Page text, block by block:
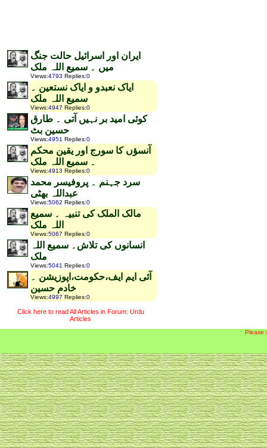
ایران اور اسرائیل حالت جنگ
میں ۔ سمیع اللہ ملک
Views:4793 Replies:0
ایاک نعبدو و ایاک نستعین ۔
سمیع اللہ ملک
Views:4947 Replies:0
کوئی امید بر نہیں آتی ۔ طارق
حسین بٹ
Views:4951 Replies:0
آنسؤں کا سورج اور یقین محکم
۔ سمیع اللہ ملک
Views:4913 Replies:0
سرد جہنم ۔ پروفیسر محمد
عبداللہ بھٹی
Views:5062 Replies:0
مالک الملک کی تنبیہ ۔ سمیع
اللہ ملک
Views:5067 Replies:0
انسانوں کی تلاش۔ سمیع اللہ
ملک
Views:5041 Replies:0
آئی ایم ایف،حکومت،اپوزیشن ۔
خادم حسین
Views:4997 Replies:0
Click here to read All Articles in Forum: Urdu
Articles
Please